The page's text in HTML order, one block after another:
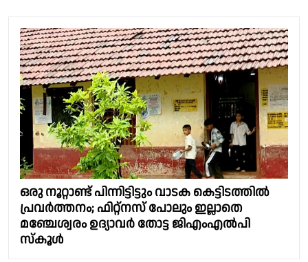
ഒരു നൂറ്റാണ്ട് പിന്നിട്ടിട്ടും വാടക കെട്ടിടത്തിൽ
പ്രവർത്തനം; ഫിറ്റ്നസ് പോലും ഇല്ലാതെ
മഞ്ചേശ്വരം ഉദ്യാവര്‍ തോട്ട ജിഎംഎല്‍പി
സ്‌കൂൾ